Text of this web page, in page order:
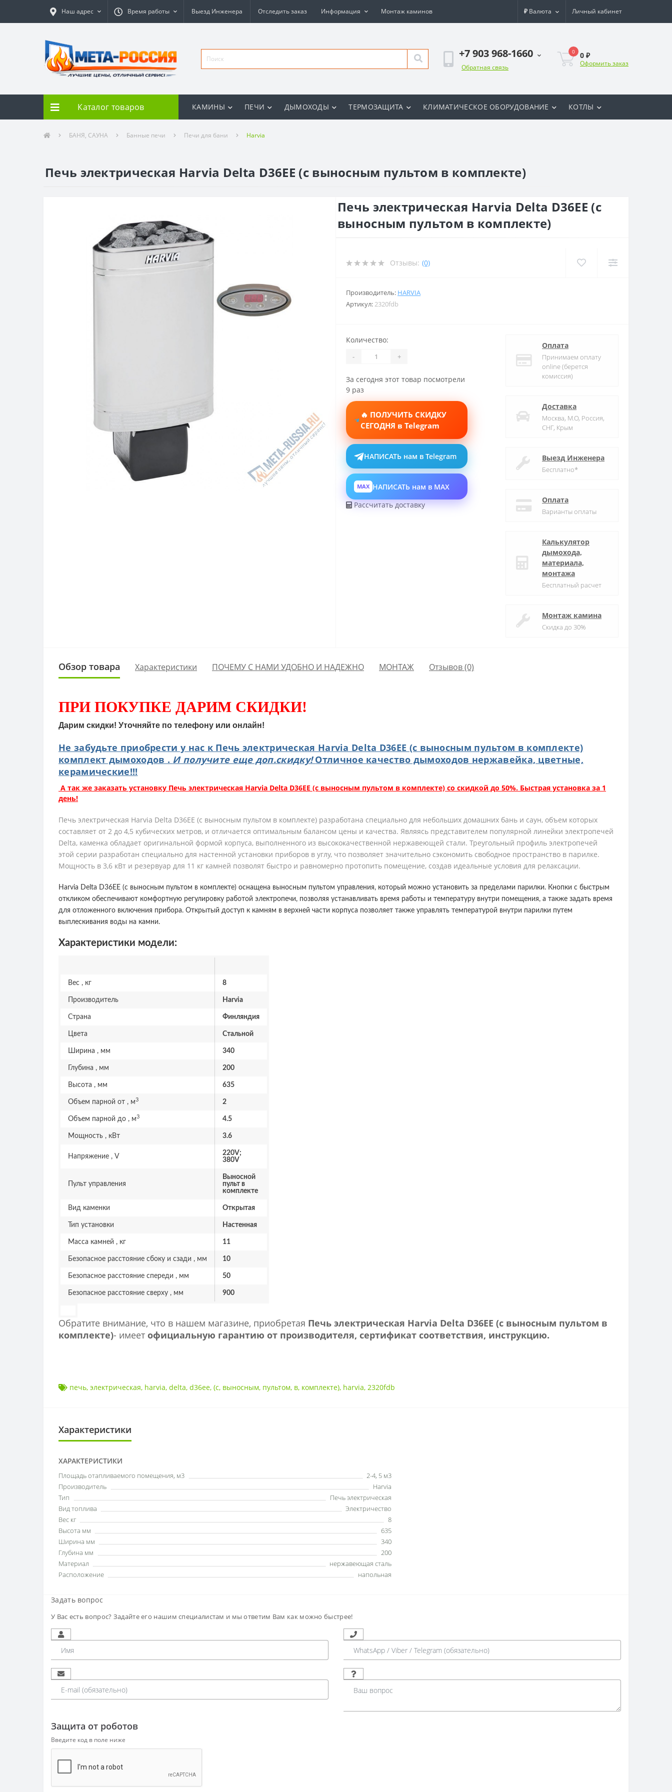
Наш адрес Время работы Выезд Инженера Отследить заказ Информация Монтаж каминов ₽ Валюта Личный кабинет
+7 903 968-1660
Обратная связь
0 0 ₽
Оформить заказ
Каталог товаров КАМИНЫ ПЕЧИ ДЫМОХОДЫ ТЕРМОЗАЩИТА КЛИМАТИЧЕСКОЕ ОБОРУДОВАНИЕ КОТЛЫ
БАНЯ, САУНА Банные печи Печи для бани Harvia
Печь электрическая Harvia Delta D36EE (с выносным пультом в комплекте)
Печь электрическая Harvia Delta D36EE (с
выносным пультом в комплекте)
Отзывы: (0)
Производитель: HARVIA
Артикул:2320fdb
Количество:
- +
За сегодня этот товар посмотрели
9 раз
🔥 ПОЛУЧИТЬ СКИДКУ
СЕГОДНЯ в Telegram
НАПИСАТЬ нам в Telegram
MAX НАПИСАТЬ нам в MAX
Рассчитать доставку
Оплата
Принимаем оплату
online (берется
комиссия)
Доставка
Москва, М.О, Россия,
СНГ, Крым
Выезд Инженера
Бесплатно*
Оплата
Варианты оплаты
Калькулятор
дымохода,
материала,
монтажа
Бесплатный расчет
Монтаж камина
Скидка до 30%
Обзор товара Характеристики ПОЧЕМУ С НАМИ УДОБНО И НАДЕЖНО МОНТАЖ Отзывов (0)
ПРИ ПОКУПКЕ ДАРИМ СКИДКИ!
Дарим скидки! Уточняйте по телефону или онлайн!
Не забудьте приобрести у нас к Печь электрическая Harvia Delta D36EE (с выносным пультом в комплекте)
комплект дымоходов . И получите еще доп.скидку!Отличное качество дымоходов нержавейка, цветные,
керамические!!!
А так же заказать установку Печь электрическая Harvia Delta D36EE (с выносным пультом в комплекте) со скидкой до 50%. Быстрая установка за 1
день!
Печь электрическая Harvia Delta D36EE (с выносным пультом в комплекте) разработана специально для небольших домашних бань и саун, объем которых
составляет от 2 до 4,5 кубических метров, и отличается оптимальным балансом цены и качества. Являясь представителем популярной линейки электропечей
Delta, каменка обладает оригинальной формой корпуса, выполненного из высококачественной нержавеющей стали. Треугольный профиль электропечей
этой серии разработан специально для настенной установки приборов в углу, что позволяет значительно сэкономить свободное пространство в парилке.
Мощность в 3,6 кВт и резервуар для 11 кг камней позволят быстро и равномерно протопить помещение, создав идеальные условия для релаксации.
Harvia Delta D36EE (с выносным пультом в комплекте) оснащена выносным пультом управления, который можно установить за пределами парилки. Кнопки с быстрым
откликом обеспечивают комфортную регулировку работой электропечи, позволяя устанавливать время работы и температуру внутри помещения, а также задать время
для отложенного включения прибора. Открытый доступ к камням в верхней части корпуса позволяет также управлять температурой внутри парилки путем
выплескивания воды на камни.
Характеристики модели:
Вес , кг 8
Производитель Harvia
Страна Финляндия
Цвета Стальной
Ширина , мм 340
Глубина , мм 200
Высота , мм 635
Объем парной от , м3 2
Объем парной до , м3 4.5
Мощность , кВт 3.6
Напряжение , V
220V;
380V
Пульт управления
Выносной
пульт в
комплекте
Вид каменки Открытая
Тип установки Настенная
Масса камней , кг 11
Безопасное расстояние сбоку и сзади , мм 10
Безопасное расстояние спереди , мм 50
Безопасное расстояние сверху , мм 900
Обратите внимание, что в нашем магазине, приобретая Печь электрическая Harvia Delta D36EE (с выносным пультом в
комплекте)- имеет официальную гарантию от производителя, сертификат соответствия, инструкцию.
печь, электрическая, harvia, delta, d36ee, (с, выносным, пультом, в, комплекте), harvia, 2320fdb
Характеристики
ХАРАКТЕРИСТИКИ
Площадь отапливаемого помещения, м3 2-4, 5 м3
Производитель
Harvia
Тип
Печь электрическая
Вид топлива
Электричество
Вес кг
8
Высота мм
635
Ширина мм
340
Глубина мм
200
Материал
нержавеющая сталь
Расположение
напольная
Задать вопрос
У Вас есть вопрос? Задайте его нашим специалистам и мы ответим Вам как можно быстрее!
Защита от роботов
Введите код в поле ниже